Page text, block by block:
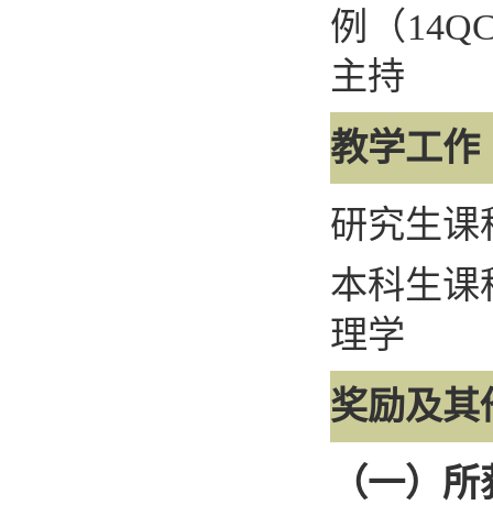
例（
主持
教学工作
研究生课
本科生课
理学
奖励及其
（一）